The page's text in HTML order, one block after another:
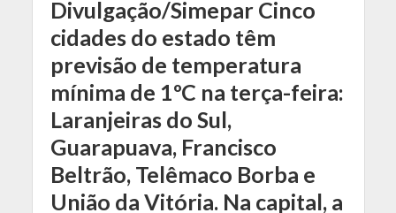
Divulgação/Simepar Cinco
cidades do estado têm
previsão de temperatura
mínima de 1ºC na terça-feira:
Laranjeiras do Sul,
Guarapuava, Francisco
Beltrão, Telêmaco Borba e
União da Vitória. Na capital, a